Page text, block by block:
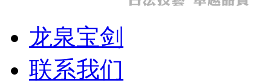
龙泉宝剑
联系我们